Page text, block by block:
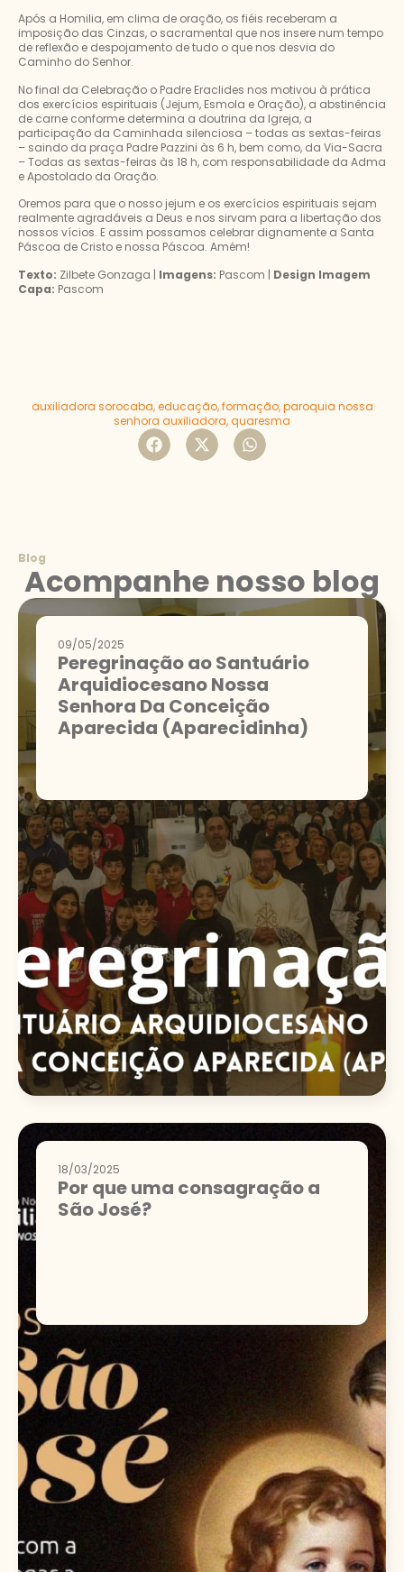
Após a Homilia, em clima de oração, os fiéis receberam a
imposição das Cinzas, o sacramental que nos insere num tempo
de reflexão e despojamento de tudo o que nos desvia do
Caminho do Senhor.
No final da Celebração o Padre Eraclides nos motivou à prática
dos exercícios espirituais (Jejum, Esmola e Oração), a abstinência
de carne conforme determina a doutrina da Igreja, a
participação da Caminhada silenciosa – todas as sextas-feiras
– saindo da praça Padre Pazzini às 6 h, bem como, da Via-Sacra
– Todas as sextas-feiras às 18 h, com responsabilidade da Adma
e Apostolado da Oração.
Oremos para que o nosso jejum e os exercícios espirituais sejam
realmente agradáveis a Deus e nos sirvam para a libertação dos
nossos vícios. E assim possamos celebrar dignamente a Santa
Páscoa de Cristo e nossa Páscoa. Amém!
Texto: Zilbete Gonzaga | Imagens: Pascom | Design Imagem
Capa: Pascom
auxiliadora sorocaba,educação,formação,paroquia nossa
senhora auxiliadora,quaresma
Blog
Acompanhe nosso blog
09/05/2025
Peregrinação ao Santuário
Arquidiocesano Nossa
Senhora Da Conceição
Aparecida (Aparecidinha)
18/03/2025
Por que uma consagração a
São José?